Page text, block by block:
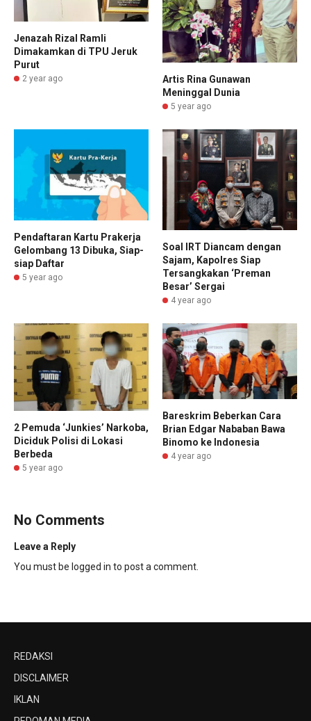
Jenazah Rizal Ramli
Dimakamkan di TPU Jeruk
Purut
2 year ago
Artis Rina Gunawan
Meninggal Dunia
5 year ago
Pendaftaran Kartu Prakerja
Gelombang 13 Dibuka, Siap-
siap Daftar
5 year ago
Soal IRT Diancam dengan
Sajam, Kapolres Siap
Tersangkakan ‘Preman
Besar’ Sergai
4 year ago
2 Pemuda ‘Junkies’ Narkoba,
Diciduk Polisi di Lokasi
Berbeda
5 year ago
Bareskrim Beberkan Cara
Brian Edgar Nababan Bawa
Binomo ke Indonesia
4 year ago
No Comments
Leave a Reply
You must be logged in to post a comment.
REDAKSI
DISCLAIMER
IKLAN